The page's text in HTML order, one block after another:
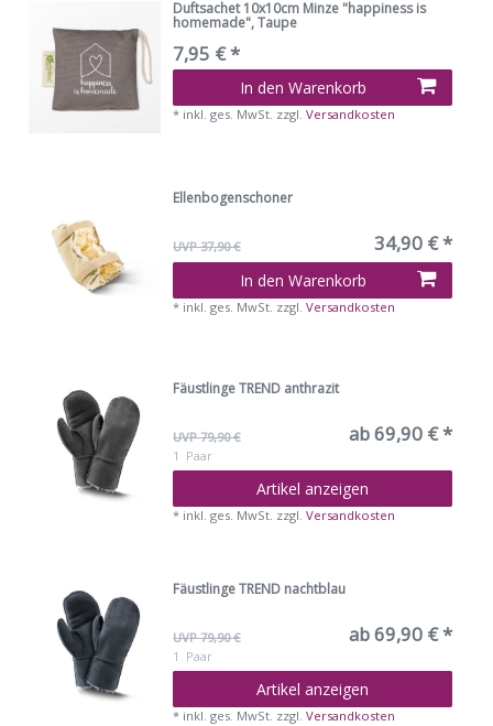
Duftsachet 10x10cm Minze "happiness is
homemade", Taupe
7,95 € *
In den Warenkorb
* inkl. ges. MwSt. zzgl.Versandkosten
Ellenbogenschoner
UVP 37,90 € 34,90 € *
In den Warenkorb
* inkl. ges. MwSt. zzgl.Versandkosten
Fäustlinge TREND anthrazit
UVP 79,90 € ab 69,90 € *
1 Paar
Artikel anzeigen
* inkl. ges. MwSt. zzgl.Versandkosten
Fäustlinge TREND nachtblau
UVP 79,90 € ab 69,90 € *
1 Paar
Artikel anzeigen
* inkl. ges. MwSt. zzgl.Versandkosten